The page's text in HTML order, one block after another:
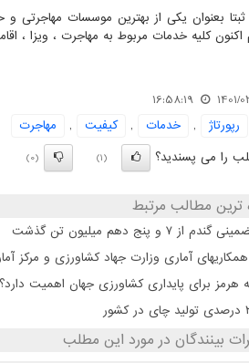
کلیه خدمات مربوط به مهاجرت ، ویزا ، اقامت ، سرمایه
1401/
16:58:19
رپورتاژ , خدمات , كیفیت ,
مهاجرت
را می پسندید؟
(1)
(0)
ترین مطالب مرتبط
از ۷ و پنج دهم میلیون تن گذشت
آماری وزارت جهاد کشاورزی و مرکز
هرمز برای پایداری کشاورزی جهان اهمیت دارد؟
بینندگان در مورد این مطلب